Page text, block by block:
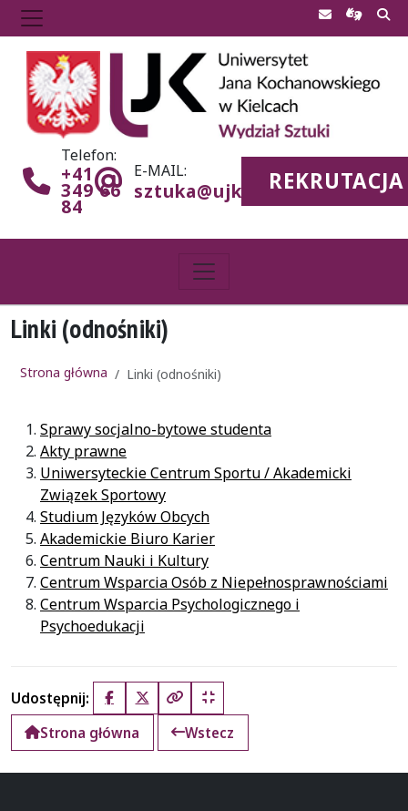
Telefon:
+41
349 66
84
E-MAIL:
sztuka@ujk.edu.plREKRUTACJA
Linki (odnośniki)
Strona główna Linki (odnośniki)
Sprawy socjalno-bytowe studenta
Akty prawne
Uniwersyteckie Centrum Sportu / Akademicki
Związek Sportowy
Studium Języków Obcych
Akademickie Biuro Karier
Centrum Nauki i Kultury
Centrum Wsparcia Osób z Niepełnosprawnościami
Centrum Wsparcia Psychologicznego i
Psychoedukacji
Udostępnij: FacebookX (Twitter)
Kopiuj pełny link
Kopiuj krótki link
Strona główna
Wstecz